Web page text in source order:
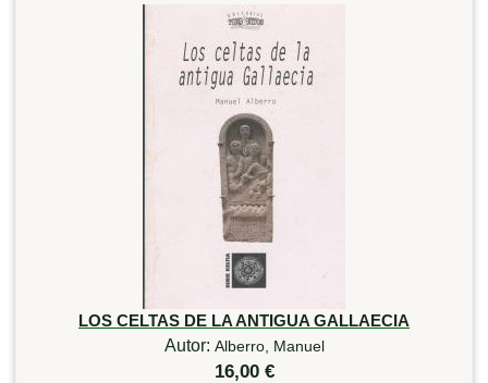
LOS CELTAS DE LA ANTIGUA GALLAECIA
Autor: Alberro, Manuel
16,00 €